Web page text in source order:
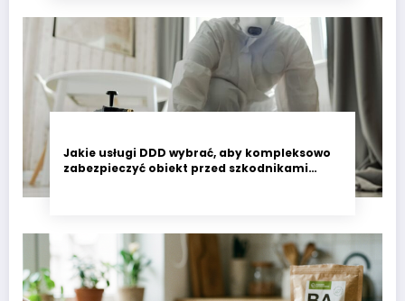
Jakie usługi DDD wybrać, aby kompleksowo
zabezpieczyć obiekt przed szkodnikami